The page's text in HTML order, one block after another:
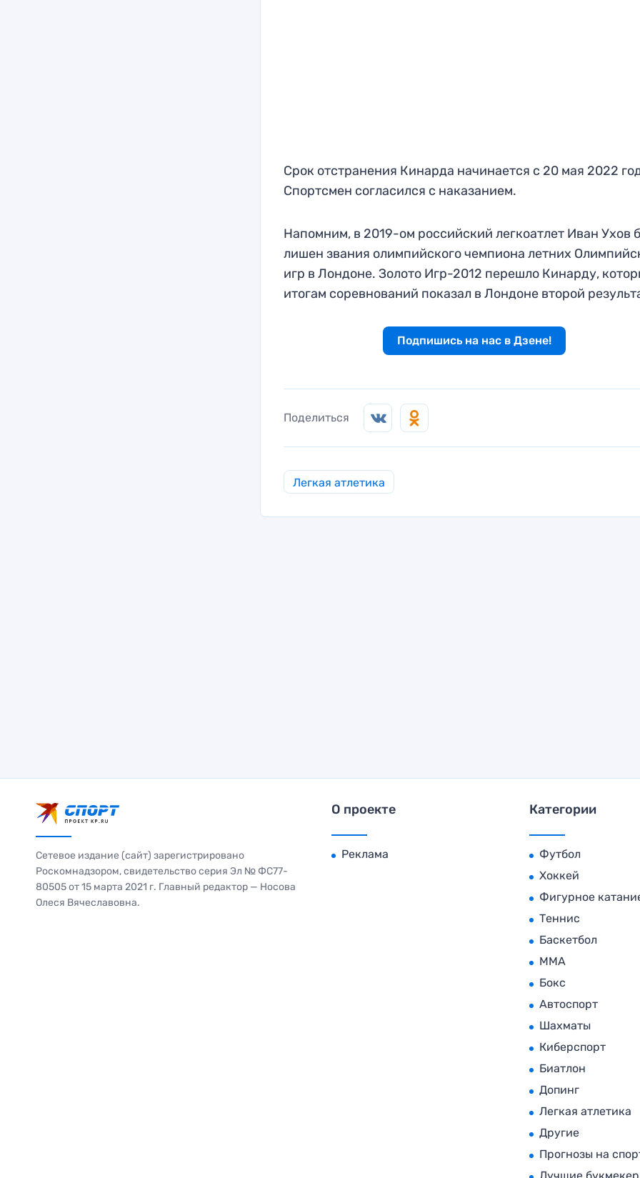
Срок отстранения Кинарда начинается с 20 мая 2022
Спортсмен согласился с наказанием.
Напомним, в 2019-ом российский легкоатлет Иван Ухов
лишен звания олимпийского чемпиона летних
игр в Лондоне. Золото Игр-2012 перешло Кинарду,
итогам соревнований показал в Лондоне второй
Подпишись на нас в Дзене!
Поделиться
Легкая атлетика
Сетевое издание (сайт) зарегистрировано
Роскомнадзором, свидетельство серия Эл № ФС77-
80505 от 15 марта 2021 г. Главный редактор — Носова
Олеся Вячеславовна.
О проекте
Реклама
Категории
Футбол
Хоккей
Фигурное
Теннис
Баскетбол
MMA
Бокс
Автоспорт
Шахматы
Киберспорт
Биатлон
Допинг
Легкая атлетика
Другие
Прогнозы на